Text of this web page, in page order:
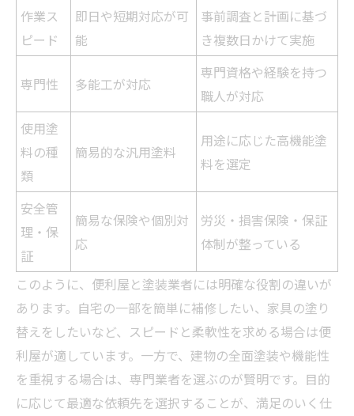
作業ス
ピード
即日や短期対応が可
能
事前調査と計画に基づ
き複数日かけて実施
専門性 多能工が対応
専門資格や経験を持つ
職人が対応
使用塗
料の種
類
簡易的な汎用塗料
用途に応じた高機能塗
料を選定
安全管
理・保
証
簡易な保険や個別対
応
労災・損害保険・保証
体制が整っている
このように、便利屋と塗装業者には明確な役割の違いが
あります。自宅の一部を簡単に補修したい、家具の塗り
替えをしたいなど、スピードと柔軟性を求める場合は便
利屋が適しています。一方で、建物の全面塗装や機能性
を重視する場合は、専門業者を選ぶのが賢明です。目的
に応じて最適な依頼先を選択することが、満足のいく仕